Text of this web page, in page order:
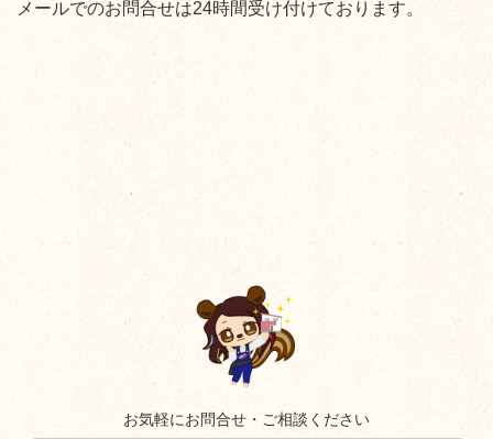
メールでのお問合せは24時間受け付けております。
お気軽にお問合せ・ご相談ください